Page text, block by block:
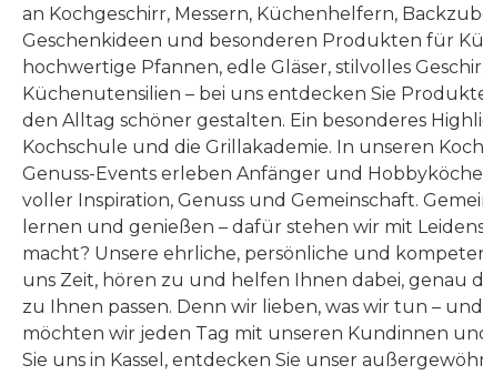
an Kochgeschirr, Messern, Küchenhelfern,
Geschenkideen und besonderen Produkten für
hochwertige Pfannen, edle Gläser, stilvolles
Küchenutensilien – bei uns entdecken Sie
den Alltag schöner gestalten. Ein besonderes
Kochschule und die Grillakademie. In unseren
Genuss-Events erleben Anfänger und
voller Inspiration, Genuss und Gemeinschaft.
lernen und genießen – dafür stehen wir mit
macht? Unsere ehrliche, persönliche und
uns Zeit, hören zu und helfen Ihnen dabei, genau
zu Ihnen passen. Denn wir lieben, was wir tun –
möchten wir jeden Tag mit unseren Kundinnen
Sie uns in Kassel, entdecken Sie unser